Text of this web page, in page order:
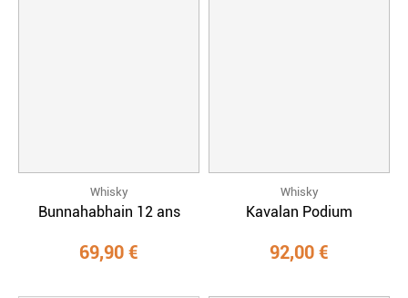
Whisky
Bunnahabhain 12 ans
69,90 €
Whisky
Kavalan Podium
92,00 €